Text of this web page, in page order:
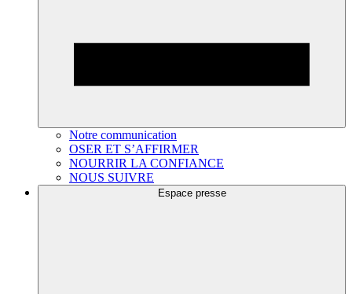
Notre communication
OSER ET S’AFFIRMER
NOURRIR LA CONFIANCE
NOUS SUIVRE
Espace presse